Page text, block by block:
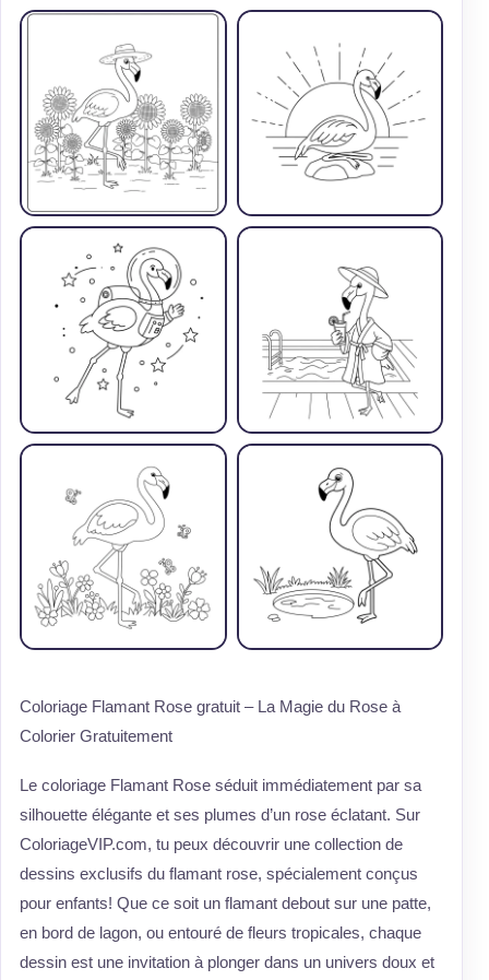
Coloriage Flamant Rose gratuit – La Magie du Rose à
Colorier Gratuitement
Le coloriage Flamant Rose séduit immédiatement par sa
silhouette élégante et ses plumes d’un rose éclatant. Sur
ColoriageVIP.com, tu peux découvrir une collection de
dessins exclusifs du flamant rose, spécialement conçus
pour enfants! Que ce soit un flamant debout sur une patte,
en bord de lagon, ou entouré de fleurs tropicales, chaque
dessin est une invitation à plonger dans un univers doux et